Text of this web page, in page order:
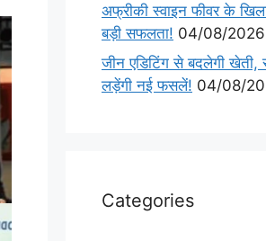
अफ्रीकी स्वाइन फीवर के
बड़ी सफलता! 04/08/2026
जीन एडिटिंग से बदलेगी
लड़ेंगी नई फसलें! 04/08/
Categories